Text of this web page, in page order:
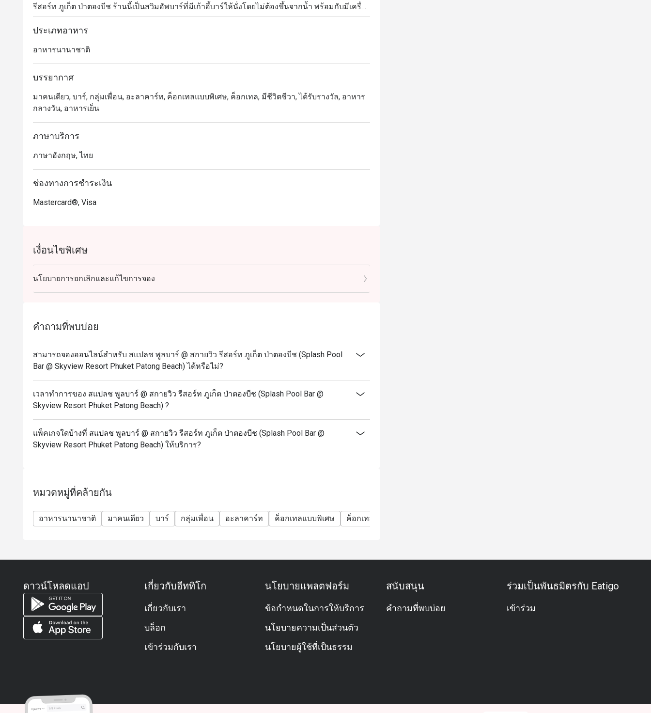
รีสอร์ท ภูเก็ต ป่าตองบีช ร้านนี้เป็นสวิมอัพบาร์ที่มีเก้าอี้บาร์ให้นั่งโดยไม่ต้องขึ้นจากน้ำ พร้อมกับมีเครื่อง
ดื่มเย็นๆ ที่คัดสรรมาอย่างดี และเมนูอาหารเลิศรสให้บริการหากคุณรู้สึกหิวด้วย เช่น ของทานเล่นอย่าง
ปอเปี๊ยะไก่ทิกก้า ฮัมมุสโฮมเมด หรือจะเป็นพิซซ่ามาการิต้าโฮมเมดก็น่าสนใจไม่แพ้กัน
ประเภทอาหาร
อาหารนานาชาติ
บรรยากาศ
มาคนเดียว, บาร์, กลุ่มเพื่อน, อะลาคาร์ท, ค็อกเทลแบบพิเศษ, ค็อกเทล, มีชีวิตชีวา, ได้รับรางวัล, อาหาร
กลางวัน, อาหารเย็น
ภาษาบริการ
ภาษาอังกฤษ, ไทย
ช่องทางการชำระเงิน
Mastercard®, Visa
เงื่อนไขพิเศษ
นโยบายการยกเลิกและแก้ไขการจอง
คำถามที่พบบ่อย
สามารถจองออนไลน์สำหรับ สแปลช พูลบาร์ @ สกายวิว รีสอร์ท ภูเก็ต ป่าตองบีช (Splash Pool
Bar @ Skyview Resort Phuket Patong Beach) ได้หรือไม่?
เวลาทำการของ สแปลช พูลบาร์ @ สกายวิว รีสอร์ท ภูเก็ต ป่าตองบีช (Splash Pool Bar @
Skyview Resort Phuket Patong Beach) ?
แพ็คเกจใดบ้างที่ สแปลช พูลบาร์ @ สกายวิว รีสอร์ท ภูเก็ต ป่าตองบีช (Splash Pool Bar @
Skyview Resort Phuket Patong Beach) ให้บริการ?
หมวดหมู่ที่คล้ายกัน
อาหารนานาชาติ มาคนเดียว บาร์ กลุ่มเพื่อน อะลาคาร์ท ค็อกเทลแบบพิเศษ ค็อกเทล
ดาวน์โหลดแอป เกี่ยวกับอีททิโก
เกี่ยวกับเรา
บล็อก
เข้าร่วมกับเรา
นโยบายแพลตฟอร์ม
ข้อกำหนดในการให้บริการ
นโยบายความเป็นส่วนตัว
นโยบายผู้ใช้ที่เป็นธรรม
สนับสนุน
คำถามที่พบบ่อย
ร่วมเป็นพันธมิตรกับ Eatigo
เข้าร่วม